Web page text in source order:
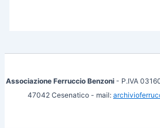
Associazione Ferruccio Benzoni - P.IVA
47042 Cesenatico - mail: